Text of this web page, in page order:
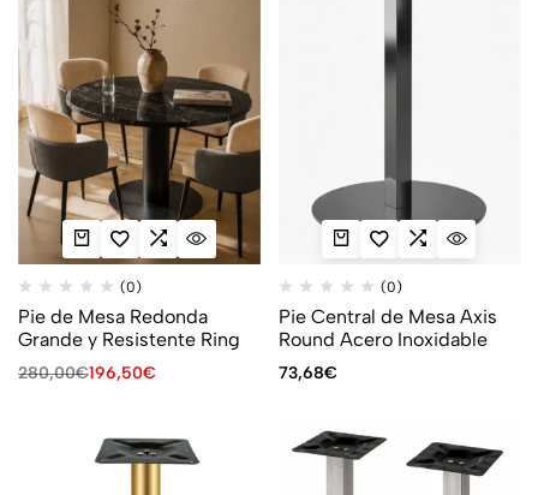
(0)
Pie de Mesa Redonda
Grande y Resistente Ring
280,00€196,50€
(0)
Pie Central de Mesa Axis
Round Acero Inoxidable
73,68€